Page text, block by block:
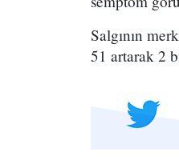
Salgının
51 artarak 2